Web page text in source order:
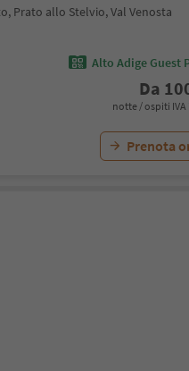
Prato allo Stelvio, Val Venosta
Alto Adige Guest
Da
notte / ospiti IVA
Prenota